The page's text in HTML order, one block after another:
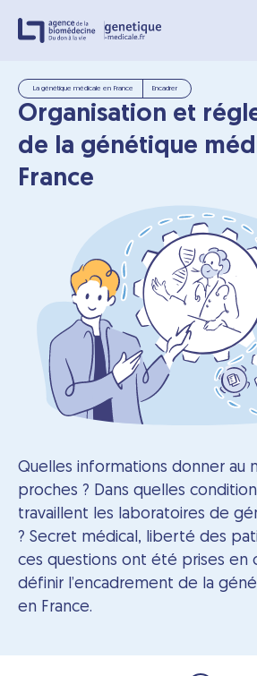
La génétique médicale en France Encadrer
Organisation et
de la génétique
France
Quelles informations donner au
proches ? Dans quelles
travaillent les laboratoires de
? Secret médical, liberté des
ces questions ont été prises en
définir l’encadrement de la
en France.